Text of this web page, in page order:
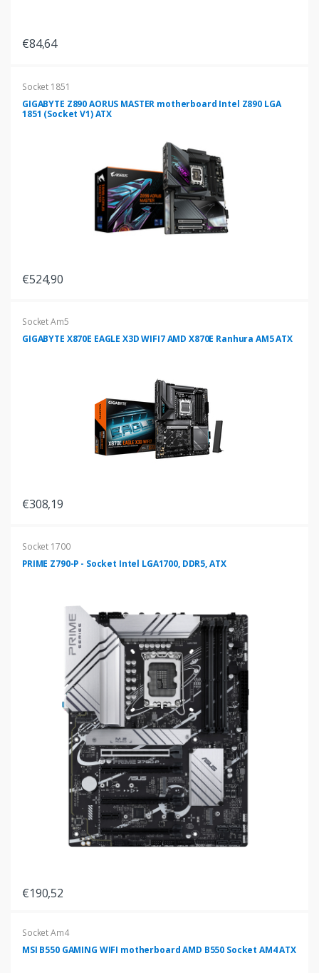
€84,64
Socket 1851
GIGABYTE Z890 AORUS MASTER motherboard Intel Z890 LGA
1851 (Socket V1) ATX
€524,90
Socket Am5
GIGABYTE X870E EAGLE X3D WIFI7 AMD X870E Ranhura AM5 ATX
€308,19
Socket 1700
PRIME Z790-P - Socket Intel LGA1700, DDR5, ATX
€190,52
Socket Am4
MSI B550 GAMING WIFI motherboard AMD B550 Socket AM4 ATX